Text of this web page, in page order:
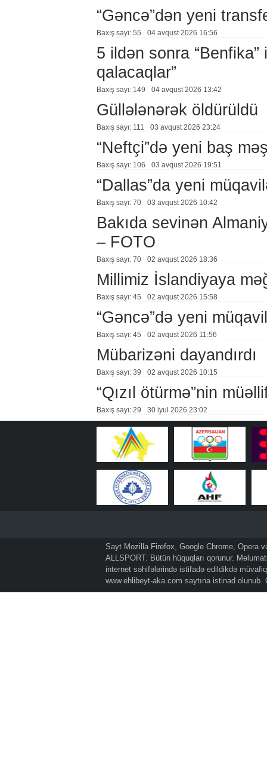
“Gəncə”dən yeni
Baxış sayı: 55 04 avqust 2026 16:56
5 ildən sonra
qalacaqlar”
Baxış sayı: 149 04 avqust 2026 13:42
Güllələnərək öldürüldü
Baxış sayı: 111 03 avqust 2026 23:24
“Neftçi”də yeni baş
Baxış sayı: 106 03 avqust 2026 19:51
“Dallas”da yeni
Baxış sayı: 70 03 avqust 2026 10:42
Bakıda sevinən
– FOTO
Baxış sayı: 70 02 avqust 2026 18:36
Millimiz İslandiyaya
Baxış sayı: 45 02 avqust 2026 15:58
“Gəncə”də yeni
Baxış sayı: 45 02 avqust 2026 11:56
Mübarizəni dayandırdı
Baxış sayı: 39 02 avqust 2026 10:15
“Qızıl ötürmə”nin
Baxış sayı: 29 30 i̇yul 2026 23:02
Sayt Mozilla Firefox, Google Chrome, Opera
ALLSPORT. Bütün hüquqları qorunur.
internet səhifələrində istifadə edildikdə
www.ehlibeyt-aka.com saytına istinad olunub.